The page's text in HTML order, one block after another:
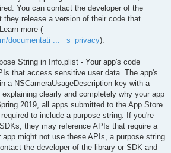
You can contact the developer of the
they release a version of their code that
more (
documentati ... _s_privacy).
String in Info.plist - Your app's code
that access sensitive user data. The app's
a NSCameraUsageDescription key with a
clearly and completely why your app
2019, all apps submitted to the App Store
to include a purpose string. If you're
they may reference APIs that require a
might not use these APIs, a purpose string
the developer of the library or SDK and